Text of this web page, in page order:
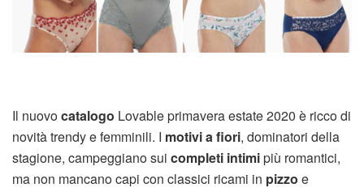
Il nuovocatalogo Lovable primavera estate 2020 è ricco di
novità trendy e femminili. I motivi a fiori, dominatori della
stagione, campeggiano sui completi intimipiù romantici,
ma non mancano capi con classici ricami in pizzo e